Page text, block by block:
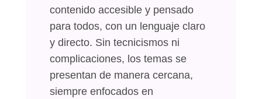
contenido accesible y pensado
para todos, con un lenguaje claro
y directo. Sin tecnicismos ni
complicaciones, los temas se
presentan de manera cercana,
siempre enfocados en